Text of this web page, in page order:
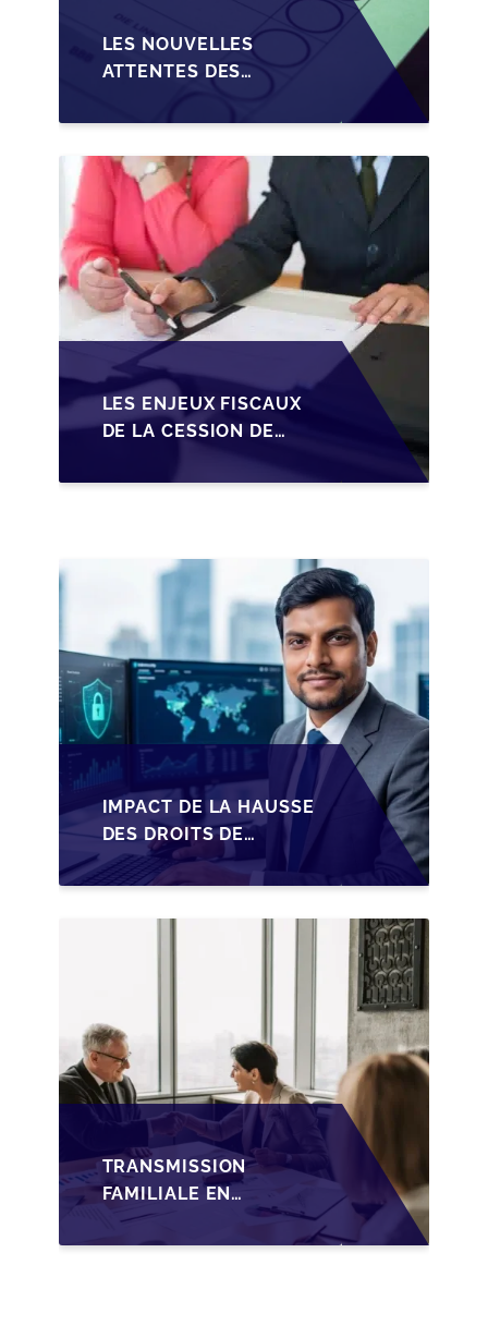
LES NOUVELLES
ATTENTES DES
TRANSMISSION DES
PME BELGES
LES ENJEUX FISCAUX
DE LA CESSION DE
LES DIRIGEANTS DE
IMPACT DE LA HAUSSE
DES DROITS DE
SUCCESSION EN
WALLONIE SUR LA
TRANSMISSION
TRANSMISSION
FAMILIALE EN
WALLONIE :
NOUVELLES